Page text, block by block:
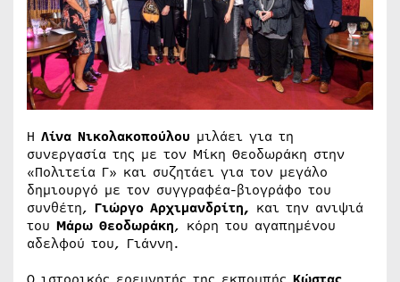
Η Λίνα Νικολακοπούλου μιλάει για τη
συνεργασία της με τον Μίκη Θεοδωράκη στην
«Πολιτεία Γ» και συζητάει για τον μεγάλο
δημιουργό με τον συγγραφέα-βιογράφο του
συνθέτη, Γιώργο Αρχιμανδρίτη, και την ανιψιά
του Μάρω Θεοδωράκη, κόρη του αγαπημένου
αδελφού του, Γιάννη.